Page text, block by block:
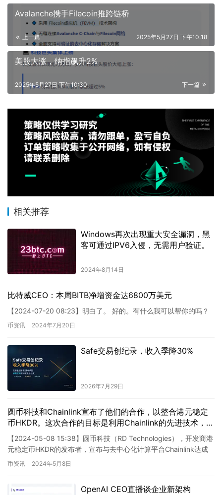
Avalanche携手Filecoin推跨链桥
上一篇 2025年5月27日 下午10:18
美股大涨，纳指飙升2%
下一篇
2025年5月27日 下午10:30
相关推荐
Windows再次出现重大安全漏洞，黑
客可通过IPV6入侵，无需用户验证。
2024年8月14日
比特威CEO：本周BITB净增资金达6800万美元
【2024-07-20 08:23】明白了。 好的。有什么我可以帮你的吗？
币资讯 2024年7月20日
Safe交易创纪录，收入季降30%
2026年7月29日
圆币科技和Chainlink宣布了他们的合作，以整合港元稳定
币HKDR。这次合作的目标是利用Chainlink的先进技术，为
HKDR提供更加可靠和准确的数据源，从而提升其稳定性和
可信度。通过整合Chainlink的数据供应网络，圆币科技旨
在为用户提供高效的港元稳定币交易和流通环境。这一合作
的推出将进一步促进数字货币在金融领域的应用，并为用户
【2024-05-08 15:38】圆币科技（RD Technologies），开发商港
元稳定币HKDR的发布者，宣布与去中心化计算平台Chainlink达成
整合，并与跨链互操作性…
币资讯 2024年5月8日
OpenAI CEO直播谈企业新架构